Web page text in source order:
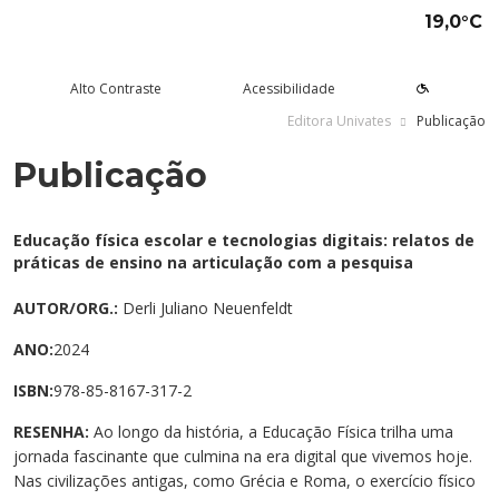
19,0°C
aqui
de ingresso
Univates
Presencial
Crie
e Inovação
- Inovates
e Projetos de
Abertos à Comunidade
Pedagógica Externa
e Lazer
Univates
Culturais
Alto Contraste
Acessibilidade
Editora Univates
Publicação
Publicação
Educação física escolar e tecnologias digitais: relatos de
práticas de ensino na articulação com a pesquisa
AUTOR/ORG.: Derli Juliano Neuenfeldt
ANO:2024
ISBN:978-85-8167-317-2
RESENHA: Ao longo da história, a Educação Física trilha uma
jornada fascinante que culmina na era digital que vivemos hoje.
Nas civilizações antigas, como Grécia e Roma, o exercício físico